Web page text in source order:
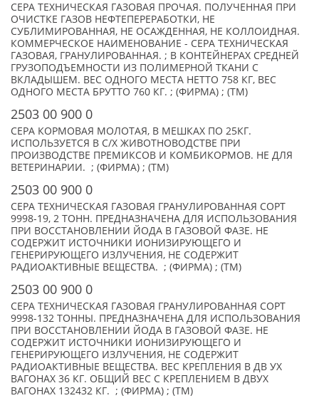
СЕРА ТЕХНИЧЕСКАЯ ГАЗОВАЯ ПРОЧАЯ. ПОЛУЧЕННАЯ ПРИ
ОЧИСТКЕ ГАЗОВ НЕФТЕПЕРЕРАБОТКИ, НЕ
СУБЛИМИРОВАННАЯ, НЕ ОСАЖДЕННАЯ, НЕ КОЛЛОИДНАЯ.
КОММЕРЧЕСКОЕ НАИМЕНОВАНИЕ - СЕРА ТЕХНИЧЕСКАЯ
ГАЗОВАЯ, ГРАНУЛИРОВАННАЯ. ; В КОНТЕЙНЕРАХ СРЕДНЕЙ
ГРУЗОПОДЪЕМНОСТИ ИЗ ПОЛИМЕРНОЙ ТКАНИ С
ВКЛАДЫШЕМ. ВЕС ОДНОГО МЕСТА НЕТТО 758 КГ, ВЕС
ОДНОГО МЕСТА БРУТТО 760 КГ. ; (ФИРМА) ; (TM)
2503 00 900 0
СЕРА КОРМОВАЯ МОЛОТАЯ, В МЕШКАХ ПО 25КГ.
ИСПОЛЬЗУЕТСЯ В С/Х ЖИВОТНОВОДСТВЕ ПРИ
ПРОИЗВОДСТВЕ ПРЕМИКСОВ И КОМБИКОРМОВ. НЕ ДЛЯ
ВЕТЕРИНАРИИ. ; (ФИРМА) ; (TM)
2503 00 900 0
СЕРА ТЕХНИЧЕСКАЯ ГАЗОВАЯ ГРАНУЛИРОВАННАЯ СОРТ
9998-19, 2 ТОНН. ПРЕДНАЗНАЧЕНА ДЛЯ ИСПОЛЬЗОВАНИЯ
ПРИ ВОССТАНОВЛЕНИИ ЙОДА В ГАЗОВОЙ ФАЗЕ. НЕ
СОДЕРЖИТ ИСТОЧНИКИ ИОНИЗИРУЮЩЕГО И
ГЕНЕРИРУЮЩЕГО ИЗЛУЧЕНИЯ, НЕ СОДЕРЖИТ
РАДИОАКТИВНЫЕ ВЕЩЕСТВА. ; (ФИРМА) ; (TM)
2503 00 900 0
СЕРА ТЕХНИЧЕСКАЯ ГАЗОВАЯ ГРАНУЛИРОВАННАЯ СОРТ
9998-132 ТОННЫ. ПРЕДНАЗНАЧЕНА ДЛЯ ИСПОЛЬЗОВАНИЯ
ПРИ ВОССТАНОВЛЕНИИ ЙОДА В ГАЗОВОЙ ФАЗЕ. НЕ
СОДЕРЖИТ ИСТОЧНИКИ ИОНИЗИРУЮЩЕГО И
ГЕНЕРИРУЮЩЕГО ИЗЛУЧЕНИЯ, НЕ СОДЕРЖИТ
РАДИОАКТИВНЫЕ ВЕЩЕСТВА. ВЕС КРЕПЛЕНИЯ В ДВ УХ
ВАГОНАХ 36 КГ. ОБЩИЙ ВЕС С КРЕПЛЕНИЕМ В ДВУХ
ВАГОНАХ 132432 КГ. ; (ФИРМА) ; (TM)